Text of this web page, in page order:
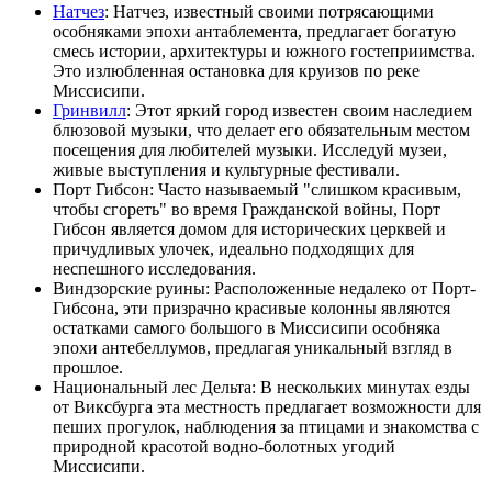
Натчез: Натчез, известный своими потрясающими
особняками эпохи антаблемента, предлагает богатую
смесь истории, архитектуры и южного гостеприимства.
Это излюбленная остановка для круизов по реке
Миссисипи.
Гринвилл: Этот яркий город известен своим наследием
блюзовой музыки, что делает его обязательным местом
посещения для любителей музыки. Исследуй музеи,
живые выступления и культурные фестивали.
Порт Гибсон: Часто называемый "слишком красивым,
чтобы сгореть" во время Гражданской войны, Порт
Гибсон является домом для исторических церквей и
причудливых улочек, идеально подходящих для
неспешного исследования.
Виндзорские руины: Расположенные недалеко от Порт-
Гибсона, эти призрачно красивые колонны являются
остатками самого большого в Миссисипи особняка
эпохи антебеллумов, предлагая уникальный взгляд в
прошлое.
Национальный лес Дельта: В нескольких минутах езды
от Виксбурга эта местность предлагает возможности для
пеших прогулок, наблюдения за птицами и знакомства с
природной красотой водно-болотных угодий
Миссисипи.